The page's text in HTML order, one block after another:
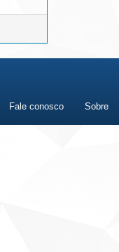
Fale conosco Sobre